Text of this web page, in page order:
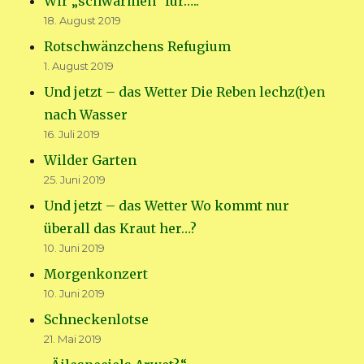
18. August 2019
Rotschwänzchens Refugium
1. August 2019
Und jetzt – das Wetter Die Reben lechz(t)en
nach Wasser
16. Juli 2019
Wilder Garten
25. Juni 2019
Und jetzt – das Wetter Wo kommt nur
überall das Kraut her…?
10. Juni 2019
Morgenkonzert
10. Juni 2019
Schneckenlotse
21. Mai 2019